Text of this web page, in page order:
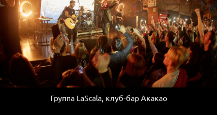
Группа LaScala, клуб-бар Акакао